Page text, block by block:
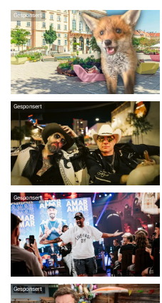
Gesponsert
Gesponsert
Gesponsert
Gesponsert